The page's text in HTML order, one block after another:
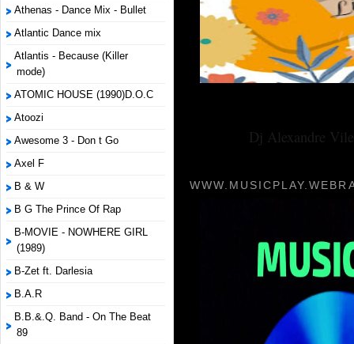
Athenas - Dance Mix - Bullet
Atlantic Dance mix
Atlantis - Because (Killer
mode)
ATOMIC HOUSE (1990)D.O.C
Atoozi
Awesome 3 - Don t Go
Axel F
B & W
B G The Prince Of Rap
B-MOVIE - NOWHERE GIRL
(1989)
B-Zet ft. Darlesia
B.A.R
B.B.&.Q. Band - On The Beat
89
Dj Alexandre